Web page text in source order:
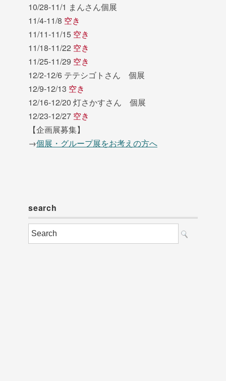
10/28-11/1 まんさん個展
11/4-11/8 空き
11/11-11/15 空き
11/18-11/22 空き
11/25-11/29 空き
12/2-12/6 テテシゴトさん 個展
12/9-12/13 空き
12/16-12/20 灯さかすさん 個展
12/23-12/27 空き
【企画展募集】
→個展・グループ展をお考えの方へ
search